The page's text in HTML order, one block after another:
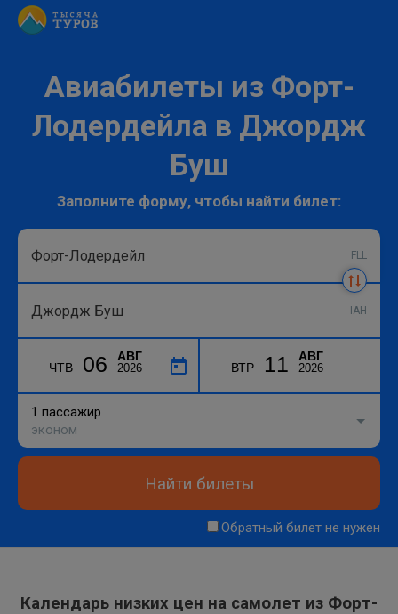
Авиабилеты из Форт-
Лодердейла в Джордж
Буш
Заполните форму, чтобы найти билет:
FLL
IAH
ЧТВ 06 АВГ
2026 ВТР 11 АВГ
2026
1 пассажир
эконом
Найти билеты
Обратный билет не нужен
Календарь низких цен на самолет из Форт-